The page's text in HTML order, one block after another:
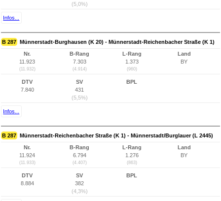
(5,0%)
Infos...
B 287 Münnerstadt-Burghausen (K 20) - Münnerstadt-Reichenbacher Straße (K 1)
Nr.
11.923
(11.932)
B-Rang
7.303
(4.914)
L-Rang
1.373
(960)
Land
BY
DTV
7.840
SV
431
(5,5%)
BPL
Infos...
B 287 Münnerstadt-Reichenbacher Straße (K 1) - Münnerstadt/Burglauer (L 2445)
Nr.
11.924
(11.933)
B-Rang
6.794
(4.407)
L-Rang
1.276
(863)
Land
BY
DTV
8.884
SV
382
(4,3%)
BPL